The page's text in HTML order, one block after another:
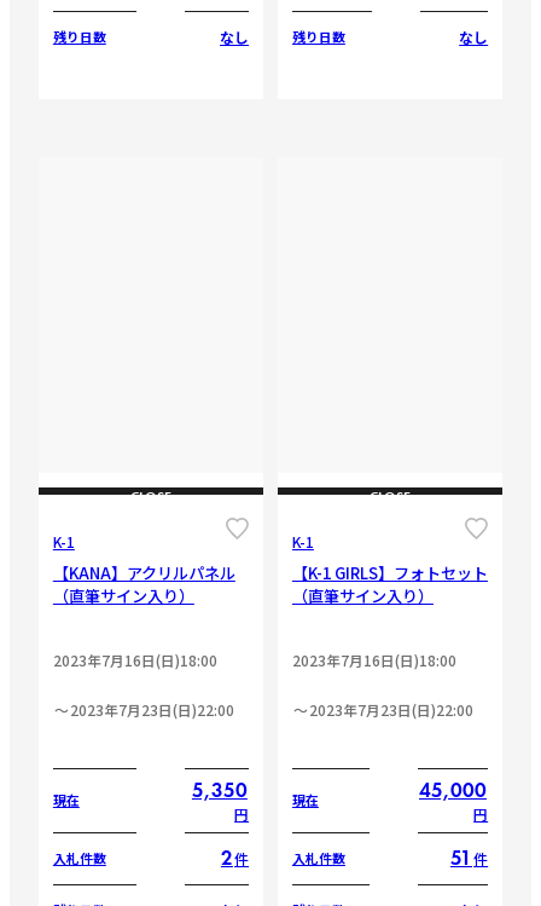
残り日数 なし 残り日数 なし
CLOSE
K-1
【KANA】アクリルパネル
（直筆サイン入り）
2023年7月16日(日)18:00
2023年7月23日(日)22:00
現在 5,350
円
入札件数 2件
CLOSE
K-1
【K-1 GIRLS】フォトセット
（直筆サイン入り）
2023年7月16日(日)18:00
2023年7月23日(日)22:00
現在 45,000
円
入札件数 51 件